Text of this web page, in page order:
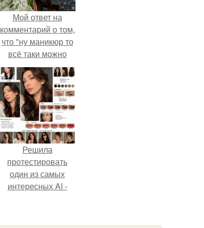
Мой ответ на
комментарий о том,
что "ну маникюр то
всё таки можно
было бы сделать.
Решила
протестировать
один из самых
интересных AI -